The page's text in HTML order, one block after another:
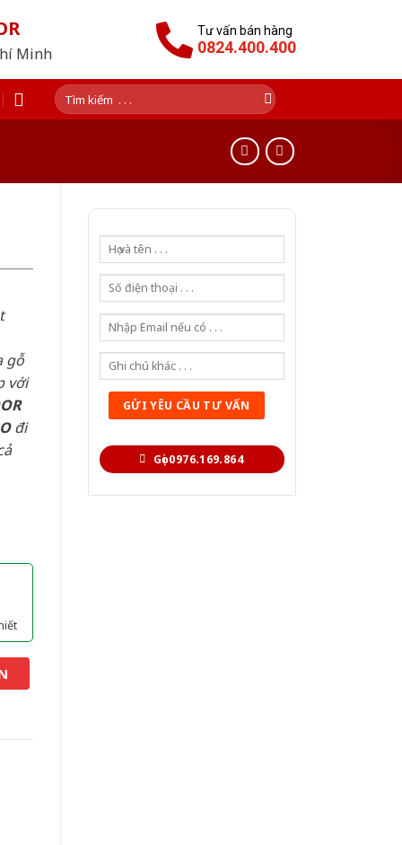
Minh
Tư vấn bán hàng
0824.400.400
Tìm
kiếm:
Gọi 0976.169.864
gỗ
với
đi